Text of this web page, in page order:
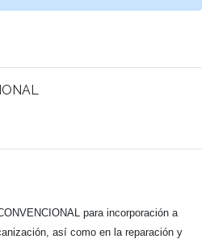
para incorporación a
, así como en la reparación y